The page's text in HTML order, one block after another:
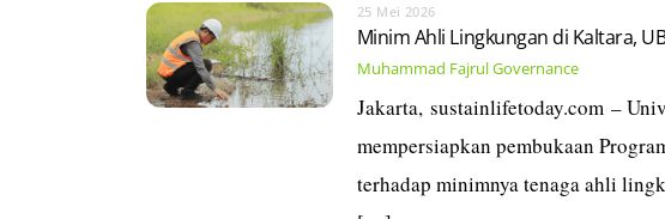
25 Mei 2026
Minim Ahli Lingkungan di Kaltara,
Muhammad FajrulGovernance
Jakarta, sustainlifetoday.com –
mempersiapkan pembukaan
terhadap minimnya tenaga ahli